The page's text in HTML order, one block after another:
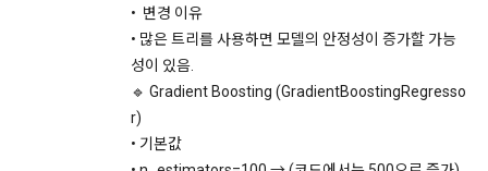
마. 범죄행위 및 기타 법률에서 금지하는 내용인 경우
바. 광고성 게시물을 무단 게재한 경우
지정하고 있습니다.
-개인정보 처리부서 : 데이콘 지원팀 dacon@dacon.io
기타 개인정보에 관한 상담이 필요한 경우에는 아래 기관에 문
• 변경 이유
• 많은 트리를 사용하면 모델의 안정성이 증가할 가능
성이 있음.
🔹 Gradient Boosting (GradientBoostingRegresso
r)
• 기본값